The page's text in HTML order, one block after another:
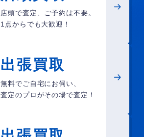
店頭で査定、ご予約は不要。
1点からでも大歓迎！
出張買取
無料でご自宅にお伺い、
査定のプロがその場で査定！